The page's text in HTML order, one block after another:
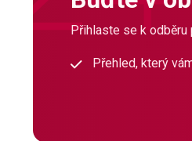
Přihlaste se k odběru
Přehled, který